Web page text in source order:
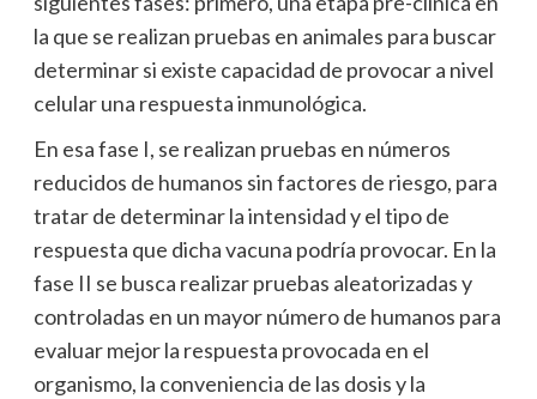
la que se realizan pruebas en animales para buscar
determinar si existe capacidad de provocar a nivel
celular una respuesta inmunológica.
En esa fase I, se realizan pruebas en números
reducidos de humanos sin factores de riesgo, para
tratar de determinar la intensidad y el tipo de
respuesta que dicha vacuna podría provocar. En la
fase II se busca realizar pruebas aleatorizadas y
controladas en un mayor número de humanos para
evaluar mejor la respuesta provocada en el
organismo, la conveniencia de las dosis y la